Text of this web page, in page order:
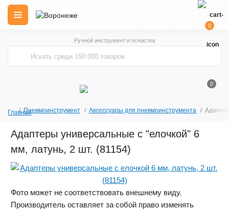
Ручной инструмент и оснастка
0
0
ГлавнаяПневмоинструмент Аксессуары для пневмоинструмента
Адаптеры универсальные с "елочкой" 6
мм, латунь, 2 шт. (81154)
Фото может не соответствовать внешнему виду.
Производитель оставляет за собой право изменять